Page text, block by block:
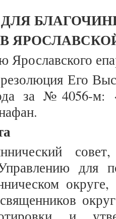
В
Его
за №4056-м:
для